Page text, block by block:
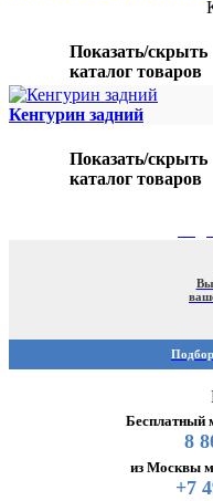
Показать/скрыть
каталог товаров
Кенгурин задний
Показать/скрыть
каталог товаров
Бесплатный
8
из Москвы
+7